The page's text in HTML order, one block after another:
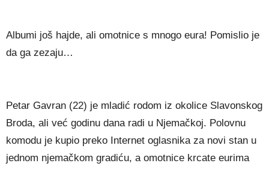
Albumi još hajde, ali omotnice s mnogo eura! Pomislio je
da ga zezaju…
Petar Gavran (22) je mladić rodom iz okolice Slavonskog
Broda, ali već godinu dana radi u Njemačkoj. Polovnu
komodu je kupio preko Internet oglasnika za novi stan u
jednom njemačkom gradiću, a omotnice krcate eurima